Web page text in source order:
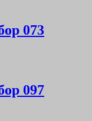
073
097